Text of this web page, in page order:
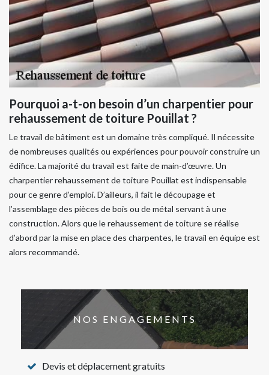
Pourquoi a-t-on besoin d’un charpentier pour
rehaussement de toiture Pouillat ?
Le travail de bâtiment est un domaine très compliqué. Il nécessite
de nombreuses qualités ou expériences pour pouvoir construire un
édifice. La majorité du travail est faite de main-d’œuvre. Un
charpentier rehaussement de toiture Pouillat est indispensable
pour ce genre d’emploi. D’ailleurs, il fait le découpage et
l’assemblage des pièces de bois ou de métal servant à une
construction. Alors que le rehaussement de toiture se réalise
d’abord par la mise en place des charpentes, le travail en équipe est
alors recommandé.
NOS ENGAGEMENTS
Devis et déplacement gratuits